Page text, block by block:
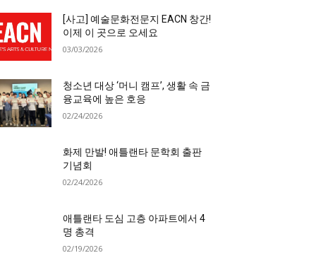
[사고] 예술문화전문지 EACN 창간!
이제 이 곳으로 오세요
03/03/2026
청소년 대상 ‘머니 캠프’, 생활 속 금
융교육에 높은 호응
02/24/2026
화제 만발! 애틀랜타 문학회 출판
기념회
02/24/2026
애틀랜타 도심 고층 아파트에서 4
명 총격
02/19/2026